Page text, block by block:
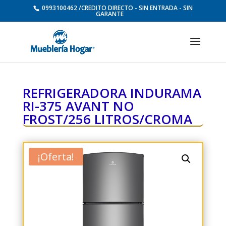
0993100462 /CREDITO DIRECTO - SIN ENTRADA - SIN
GARANTE
REFRIGERADORA INDURAMA
RI-375 AVANT NO
FROST/256 LITROS/CROMA
¡Oferta!